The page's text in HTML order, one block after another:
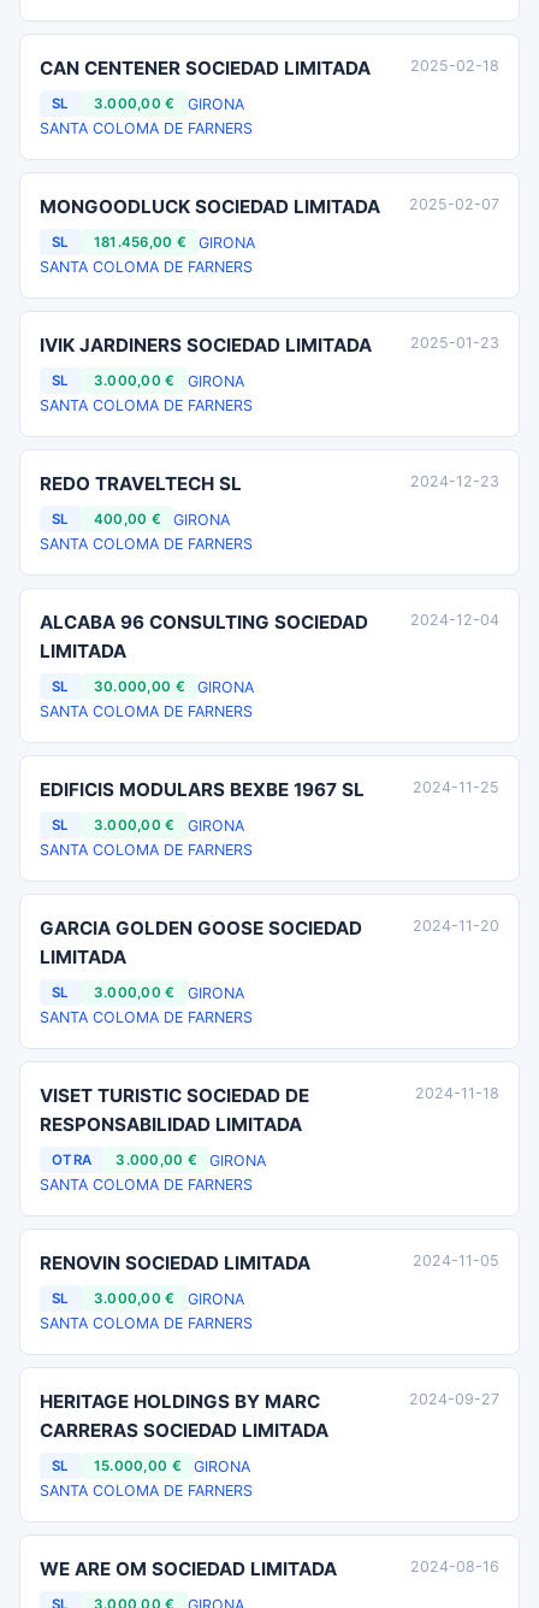
CAN CENTENER SOCIEDAD LIMITADA
SL 3.000,00 €
GIRONA
SANTA COLOMA DE FARNERS
2025-02-18
MONGOODLUCK SOCIEDAD LIMITADA
SL 181.456,00 €
GIRONA
SANTA COLOMA DE FARNERS
2025-02-07
IVIK JARDINERS SOCIEDAD LIMITADA
SL 3.000,00 €
GIRONA
SANTA COLOMA DE FARNERS
2025-01-23
REDO TRAVELTECH SL
SL 400,00 €
GIRONA
SANTA COLOMA DE FARNERS
2024-12-23
ALCABA 96 CONSULTING SOCIEDAD
LIMITADA
SL 30.000,00 €
GIRONA
SANTA COLOMA DE FARNERS
2024-12-04
EDIFICIS MODULARS BEXBE 1967 SL
SL 3.000,00 €
GIRONA
SANTA COLOMA DE FARNERS
2024-11-25
GARCIA GOLDEN GOOSE SOCIEDAD
LIMITADA
SL 3.000,00 €
GIRONA
SANTA COLOMA DE FARNERS
2024-11-20
VISET TURISTIC SOCIEDAD DE
RESPONSABILIDAD LIMITADA
OTRA 3.000,00 €
GIRONA
SANTA COLOMA DE FARNERS
2024-11-18
RENOVIN SOCIEDAD LIMITADA
SL 3.000,00 €
GIRONA
SANTA COLOMA DE FARNERS
2024-11-05
HERITAGE HOLDINGS BY MARC
CARRERAS SOCIEDAD LIMITADA
SL 15.000,00 €
GIRONA
SANTA COLOMA DE FARNERS
2024-09-27
WE ARE OM SOCIEDAD LIMITADA
SL 3.000,00 € GIRONA
2024-08-16